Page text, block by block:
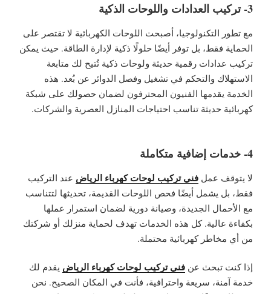
3- تركيب العدادات واللوحات الذكية
مع تطور التكنولوجيا، أصبحت اللوحات الكهربائية لا تقتصر على
الحماية فقط، بل توفر أيضًا حلولًا ذكية لإدارة الطاقة. حيث يمكن
تركيب عدادات رقمية حديثة ولوحات ذكية تُتيح لك متابعة
الاستهلاك والتحكم في تشغيل وفصل الدوائر عن بُعد. هذه
الخدمة يقدمها الفنيون المحترفون لضمان حصولك على شبكة
كهربائية حديثة تناسب احتياجات المنازل العصرية والشركات.
4- خدمات إضافية متكاملة
لا يتوقف عمل فني تركيب لوحات كهرباء الرياض عند التركيب
فقط، بل يشمل أيضًا فحص اللوحات القديمة، تحديثها لتتناسب
مع الأحمال الجديدة، وصيانة دورية لضمان استمرار عملها
بكفاءة عالية. كل هذه الخدمات تهدف لحماية منزلك أو شركتك
من أي مخاطر كهربائية محتملة.
إذا كنت تبحث عن فني تركيب لوحات كهرباء الرياض يقدم لك
خدمة آمنة، سريعة واحترافية، فأنت في المكان الصحيح. نحن